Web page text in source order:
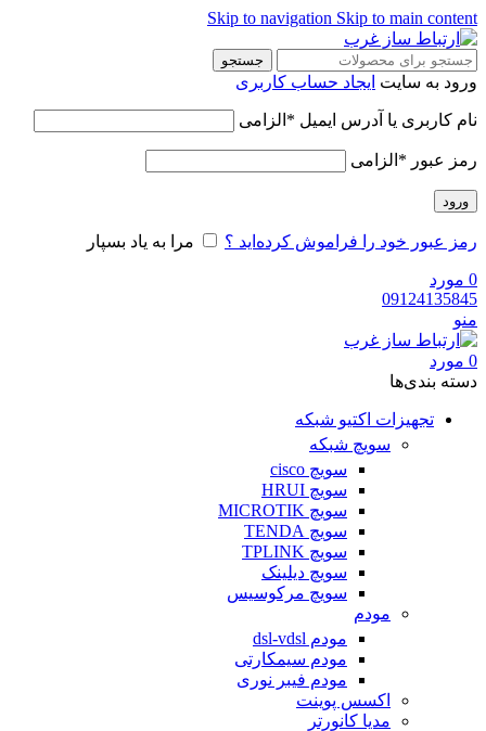
Skip to navigation Skip to main content
جستجو
ورود به سایت ایجاد حساب کاربری
نام کاربری یا آدرس ایمیل * الزامی
رمز عبور * الزامی
ورود
رمز عبور خود را فراموش کرده‌اید ؟ مرا به یاد بسپار
0 مورد
09124135845
منو
0 مورد
دسته‌ بندی‌ها
تجهیزات اکتیو شبکه
سویچ شبکه
سویچ cisco
سویچ HRUI
سویچ MICROTIK
سویچ TENDA
سویچ TPLINK
سویچ دیلینک
سویچ مرکوسیس
مودم
مودم dsl-vdsl
مودم سیمکارتی
مودم فیبر نوری
اکسس پوینت
مدیا کانورتر